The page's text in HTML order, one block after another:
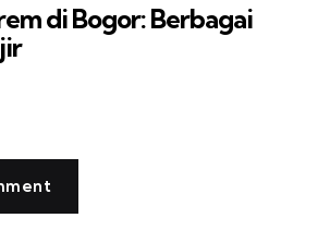
di Bogor: Berbagai